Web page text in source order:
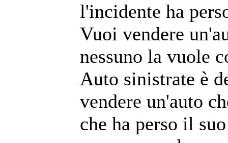
l'incidente ha
Vuoi vendere
nessuno la vuole
Auto sinistrate è
vendere un'auto
che ha perso il